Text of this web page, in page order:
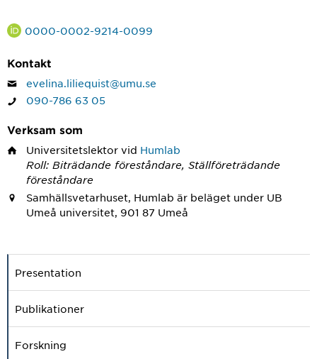
0000-0002-9214-0099
Kontakt
evelina.liliequist@umu.se
090-786 63 05
Verksam som
Universitetslektor vid Humlab
Roll: Biträdande föreståndare, Ställföreträdande
föreståndare
Samhällsvetarhuset, Humlab är beläget under UB
Umeå universitet, 901 87 Umeå
Presentation
Publikationer
Forskning